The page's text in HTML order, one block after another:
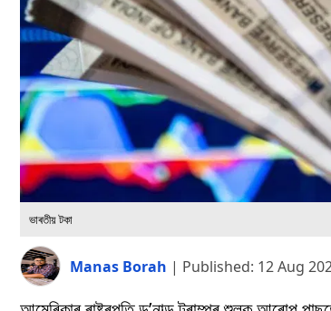
ভাৰতীয় টকা
Manas Borah | Published: 12 Aug